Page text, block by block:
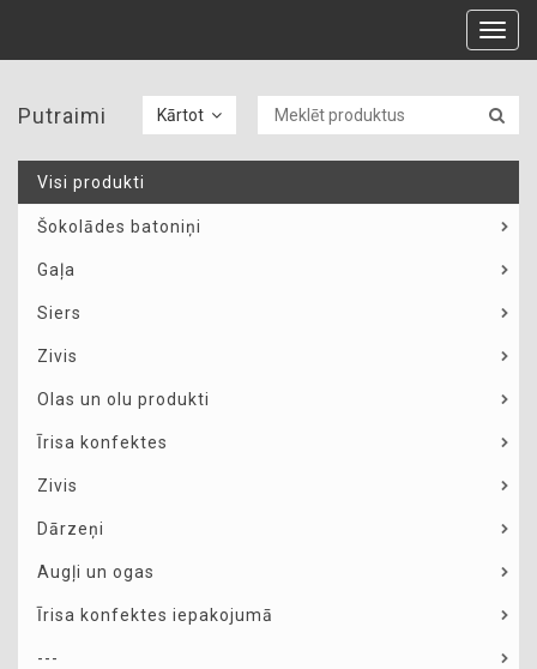
Putraimi Kārtot
Visi produkti
Šokolādes batoniņi
Gaļa
Siers
Zivis
Olas un olu produkti
Īrisa konfektes
Zivis
Dārzeņi
Augļi un ogas
Īrisa konfektes iepakojumā
---